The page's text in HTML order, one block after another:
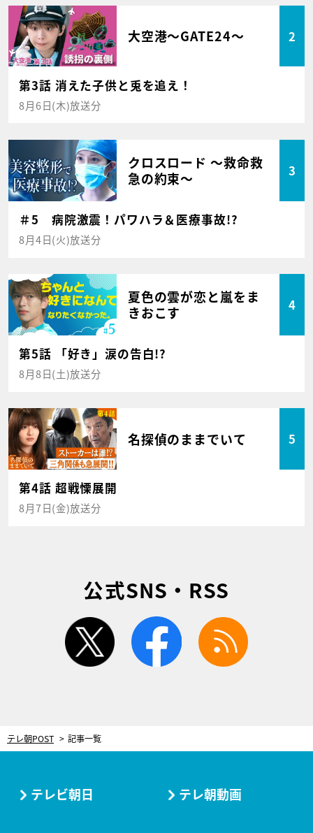
大空港～GATE24～ 2
第3話 消えた子供と兎を追え！
8月6日(木)放送分
クロスロード ～救命救
急の約束～
3
＃5 病院激震！パワハラ＆医療事故!?
8月4日(火)放送分
夏色の雲が恋と嵐をま
きおこす
4
第5話 「好き」涙の告白!?
8月8日(土)放送分
名探偵のままでいて 5
第4話 超戦慄展開
8月7日(金)放送分
公式SNS・RSS
twitter facebook
テレ朝POST 記事一覧
テレビ朝日 テレ朝動画